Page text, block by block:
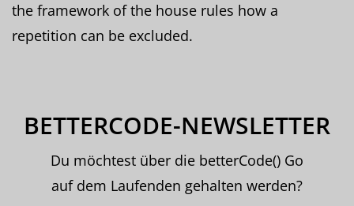
the framework of the house rules how a
repetition can be excluded.
BETTERCODE-NEWSLETTER
Du möchtest über die betterCode() Go
auf dem Laufenden gehalten werden?